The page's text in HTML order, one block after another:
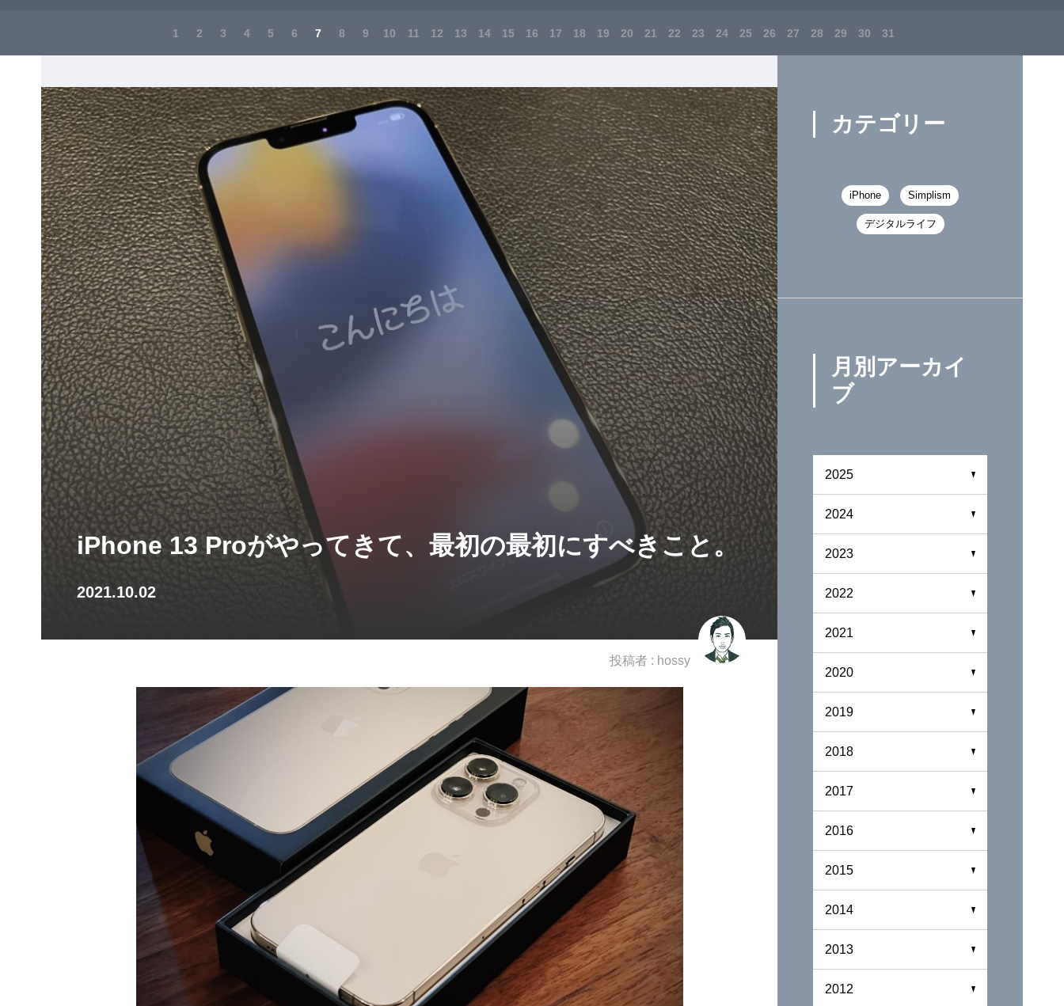
1 2 3 4 5 6 7 8 9 10 11 12 13 14 15 16 17 18 19 20 21 22 23 24 25 26 27 28 29 30 31
iPhone 13 Proがやってきて、最初の最初にすべきこと。
2021.10.02
投稿者 : hossy
カテゴリー
iPhone Simplism
デジタルライフ
月別アーカイ
ブ
2025
2024
2023
2022
2021
2020
2019
2018
2017
2016
2015
2014
2013
2012